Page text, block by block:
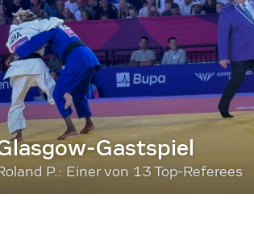
Gastspiel
P.: Einer von 13 Top-Referees